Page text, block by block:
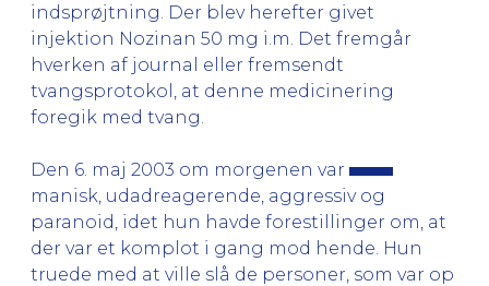
indsprøjtning. Der blev herefter givet
injektion Nozinan 50 mg i.m. Det fremgår
hverken af journal eller fremsendt
tvangsprotokol, at denne medicinering
foregik med tvang.
Den 6. maj 2003 om morgenen var
manisk, udadreagerende, aggressiv og
paranoid, idet hun havde forestillinger om, at
der var et komplot i gang mod hende. Hun
truede med at ville slå de personer, som var op